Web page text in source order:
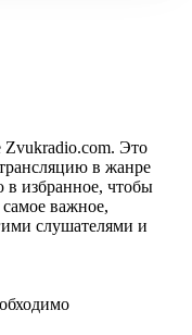
Zvukradio.com. Это
в жанре
в избранное, чтобы
важное,
слушателями и